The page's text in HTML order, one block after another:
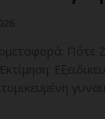
Πότε